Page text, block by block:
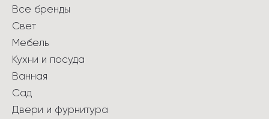
Все бренды
Свет
Мебель
Кухни и посуда
Ванная
Сад
Двери и фурнитура